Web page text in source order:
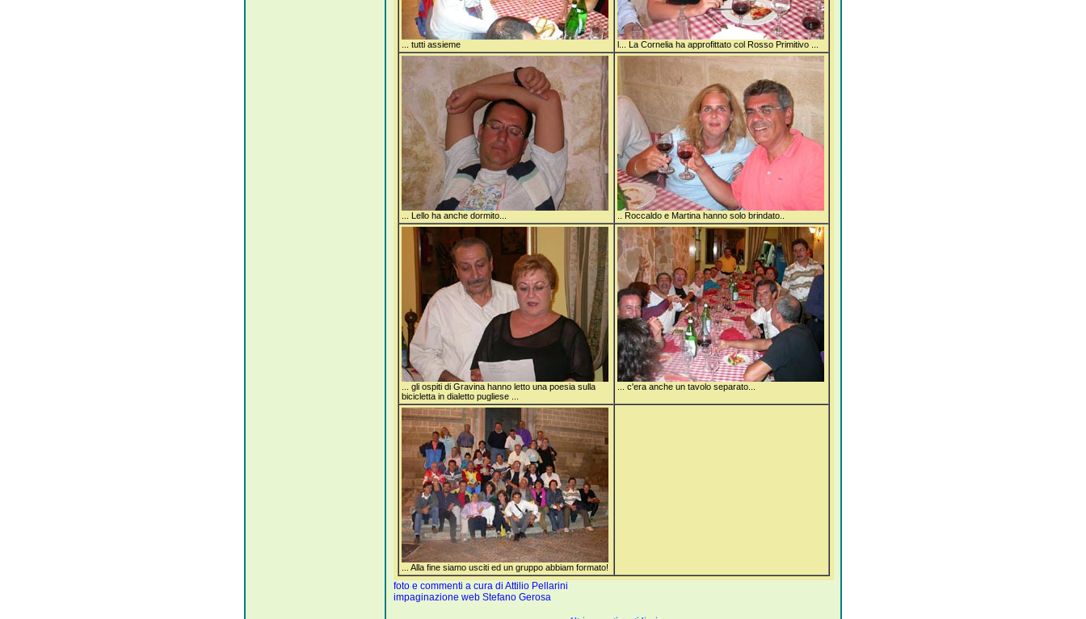
... tutti assieme l... La Cornelia ha approfittato col Rosso Primitivo ...
... Lello ha anche dormito... .. Roccaldo e Martina hanno solo brindato..
... gli ospiti di Gravina hanno letto una poesia sulla
bicicletta in dialetto pugliese ...
... c'era anche un tavolo separato...
... Alla fine siamo usciti ed un gruppo abbiam formato!
foto e commenti a cura di Attilio Pellarini
impaginazione web Stefano Gerosa